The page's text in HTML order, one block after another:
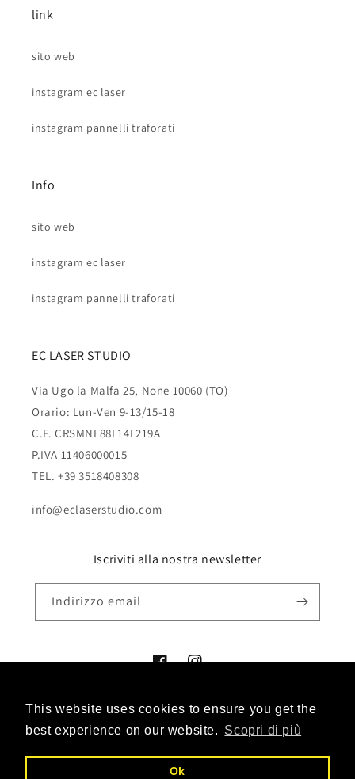
This website uses cookies to ensure you get the
best experience on our website. Scopri di più
Ok
This website uses cookies to ensure you get the
best experience on our website. Scopri di più
Ok
link
sito web
instagram ec laser
instagram pannelli traforati
Info
sito web
instagram ec laser
instagram pannelli traforati
EC LASER STUDIO
Via Ugo la Malfa 25, None 10060 (TO)
Orario: Lun-Ven 9-13/15-18
C.F. CRSMNL88L14L219A
P.IVA 11406000015
TEL. +39 3518408308
info@eclaserstudio.com
Iscriviti alla nostra newsletter
Indirizzo email
Metodi